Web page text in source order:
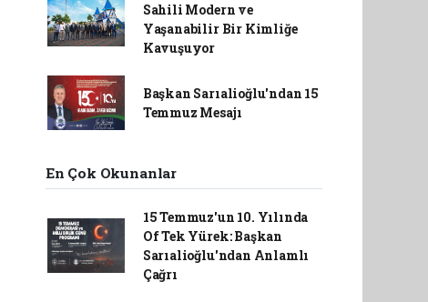
Sahili Modern ve
Yaşanabilir Bir Kimliğe
Kavuşuyor
Başkan Sarıalioğlu'ndan 15
Temmuz Mesajı
En Çok Okunanlar
15 Temmuz'un 10. Yılında
Of Tek Yürek: Başkan
Sarıalioğlu'ndan Anlamlı
Çağrı